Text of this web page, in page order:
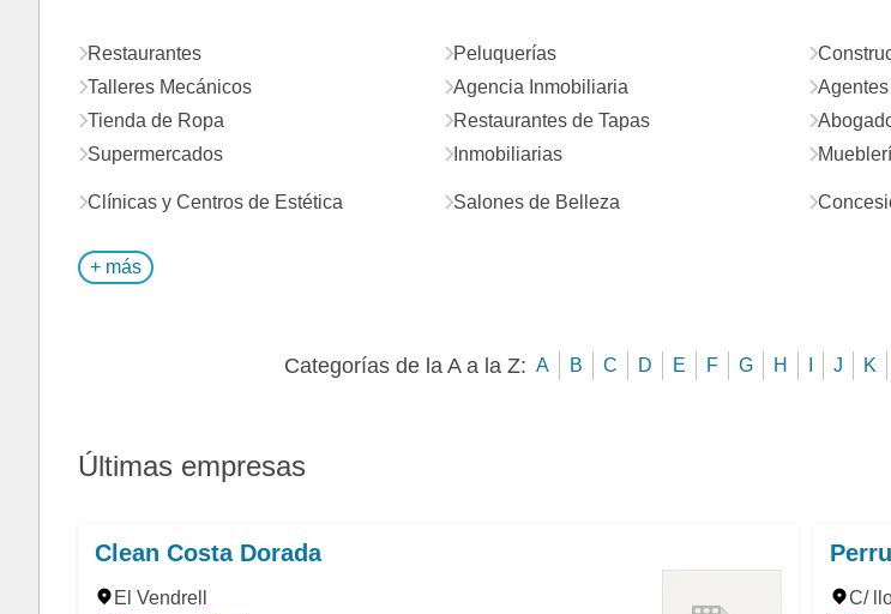
Restaurantes Peluquerías
Talleres Mecánicos
Agencia Inmobiliaria
Tienda de Ropa
Restaurantes de Tapas
Supermercados
Inmobiliarias
Clínicas y Centros de Estética Salones de Belleza
+ más
Categorías de la A a la Z: A B C D E F G H J K
Últimas empresas
Clean Costa Dorada
El Vendrell
C/